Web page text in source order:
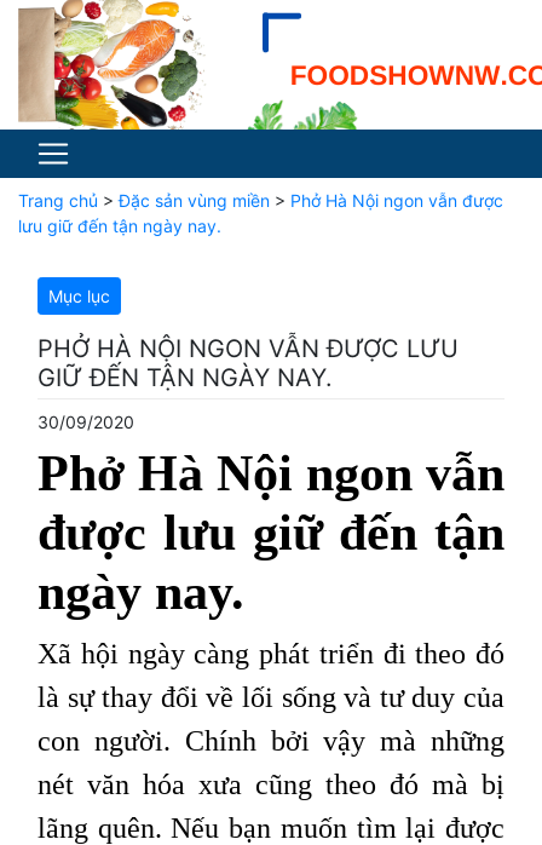
Trang chủ >Đặc sản vùng miền > Phở Hà Nội ngon vẫn được
lưu giữ đến tận ngày nay.
Mục lục
PHỞ HÀ NỘI NGON VẪN ĐƯỢC LƯU
GIỮ ĐẾN TẬN NGÀY NAY.
30/09/2020
Phở Hà Nội ngon vẫn
được lưu giữ đến tận
ngày nay.
Xã hội ngày càng phát triển đi theo đó
là sự thay đổi về lối sống và tư duy của
con người. Chính bởi vậy mà những
nét văn hóa xưa cũng theo đó mà bị
lãng quên. Nếu bạn muốn tìm lại được